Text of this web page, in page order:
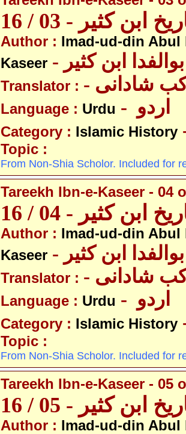
ابن کثیر - 03 / 16
Author : Imad-ud-din Abul
Kaseer
ابن کثیر
Translator : شادانی
Language : Urdu
Category : Islamic History
Topic :
From Non-Shia Scholor. Included for
Tareekh Ibn-e-Kaseer - 04
ابن کثیر - 04 / 16
Author : Imad-ud-din Abul
Kaseer
ابن کثیر
Translator : شادانی
Language : Urdu
Category : Islamic History
Topic :
From Non-Shia Scholor. Included for
Tareekh Ibn-e-Kaseer - 05
ابن کثیر - 05 / 16
Author : Imad-ud-din Abul